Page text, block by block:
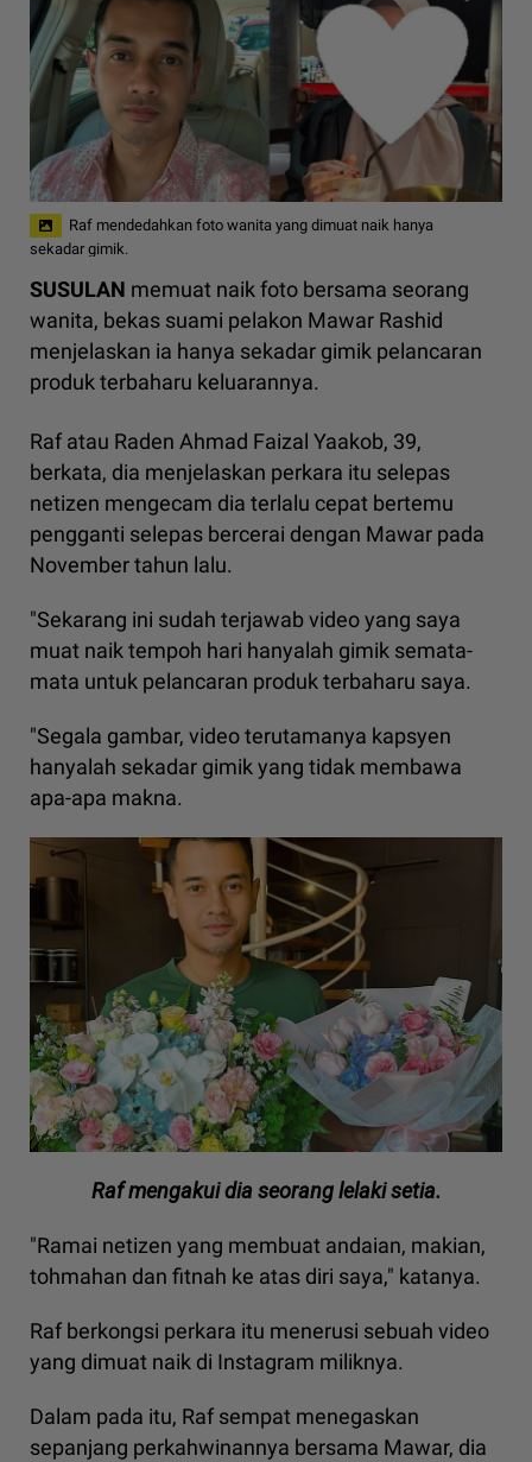
Raf mendedahkan foto wanita yang dimuat naik hanya
sekadar gimik.
SUSULAN memuat naik foto bersama seorang
wanita, bekas suami pelakon Mawar Rashid
menjelaskan ia hanya sekadar gimik pelancaran
produk terbaharu keluarannya.
Raf atau Raden Ahmad Faizal Yaakob, 39,
berkata, dia menjelaskan perkara itu selepas
netizen mengecam dia terlalu cepat bertemu
pengganti selepas bercerai dengan Mawar pada
November tahun lalu.
"Sekarang ini sudah terjawab video yang saya
muat naik tempoh hari hanyalah gimik semata-
mata untuk pelancaran produk terbaharu saya.
"Segala gambar, video terutamanya kapsyen
hanyalah sekadar gimik yang tidak membawa
apa-apa makna.
Raf mengakui dia seorang lelaki setia.
"Ramai netizen yang membuat andaian, makian,
tohmahan dan fitnah ke atas diri saya," katanya.
Raf berkongsi perkara itu menerusi sebuah video
yang dimuat naik di Instagram miliknya.
Dalam pada itu, Raf sempat menegaskan
sepanjang perkahwinannya bersama Mawar, dia